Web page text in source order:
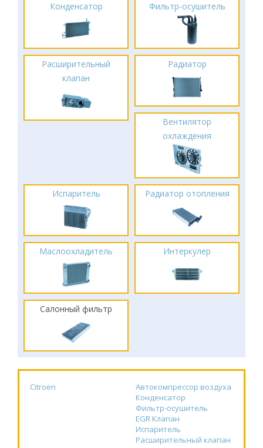
Конденсатор Фильтр-осушитель
Расширительный
клапан
Радиатор
Вентилятор
охлаждения
Испаритель Радиатор отопления
Маслоохладитель Интеркулер
Салонный фильтр
Citroen
Автокомпрессор воздуха
Конденсатор
Фильтр-осушитель
EGR Клапан
Испаритель
Расширительный клапан